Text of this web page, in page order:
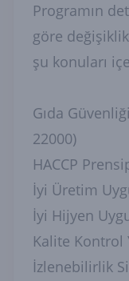
Programın
göre
şu konuları
Gıda
22000)
HACCP
İyi Üretim
İyi Hijyen
Kalite Kontrol
İzlenebilirlik